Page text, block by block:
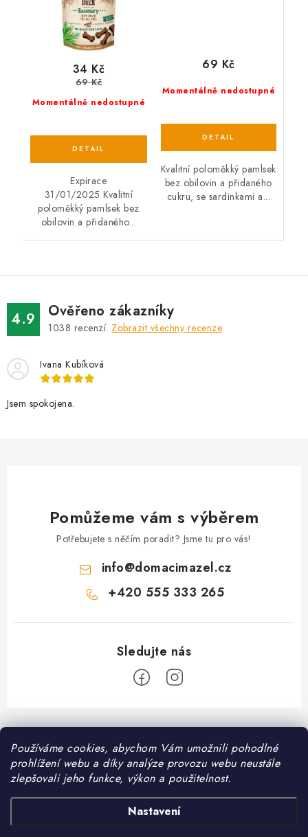
Používáme cookies, abychom Vám umožnili pohodlné
prohlížení webu a díky analýze provozu webu neustále
zlepšovali jeho funkce, výkon a použitelnost.
Nastavení
Momentálně nedostupné
34 Kč
69 Kč
Expirace
31/01/2025 Kvalitní
poloměkký pamlsek bez
obilovin a přidaného...
Momentálně nedostupné
69 Kč
Kvalitní poloměkký pamlsek
bez obilovin a přidaného
cukru, se sardinkami a...
4.9 Ověřeno zákazníky
1038 recenzí. Zobrazit všechny recenze
Ivana Kubíková
Jsem spokojena.
Pomůžeme vám s výběrem
Potřebujete s něčím poradit? Jsme tu pro vás!
info@domacimazel.cz
+420 555 333 265
Z
á
Informace pro vás
Kontakt
Možnosti dopravy
Hodnocení obchodu
❤️ Oblíbené kategorie